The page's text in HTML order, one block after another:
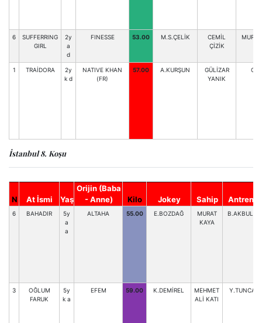
6
SUFFERRING
GIRL
2y
a
d
FINESSE 53.00 M.S.ÇELİK
CEMİL
ÇİZİK
1 TRAİDORA
2y
k d
NATIVE KHAN
(FR)
57.00 A.KURŞUN
GÜLİZAR
YANIK
İstanbul 8. Koşu
N At İsmi Yaş
Orijin (Baba
- Anne)
Kilo Jokey Sahip Antrenör
6 BAHADIR
5y
a
a
ALTAHA 55.00 E.BOZDAĞ
MURAT
KAYA
B.AKBULUT
3
OĞLUM
FARUK
5y
k a
EFEM 59.00 K.DEMİREL
MEHMET
ALİ KATI
Y.TUNCAY